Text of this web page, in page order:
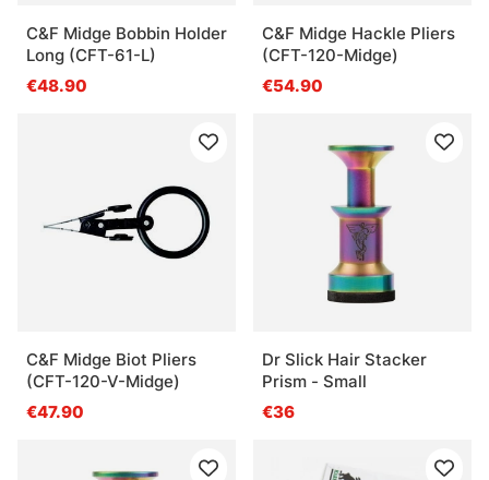
C&F Midge Bobbin Holder
Long (CFT-61-L)
€48.90
C&F Midge Hackle Pliers
(CFT-120-Midge)
€54.90
C&F Midge Biot Pliers
(CFT-120-V-Midge)
€47.90
Dr Slick Hair Stacker
Prism - Small
€36